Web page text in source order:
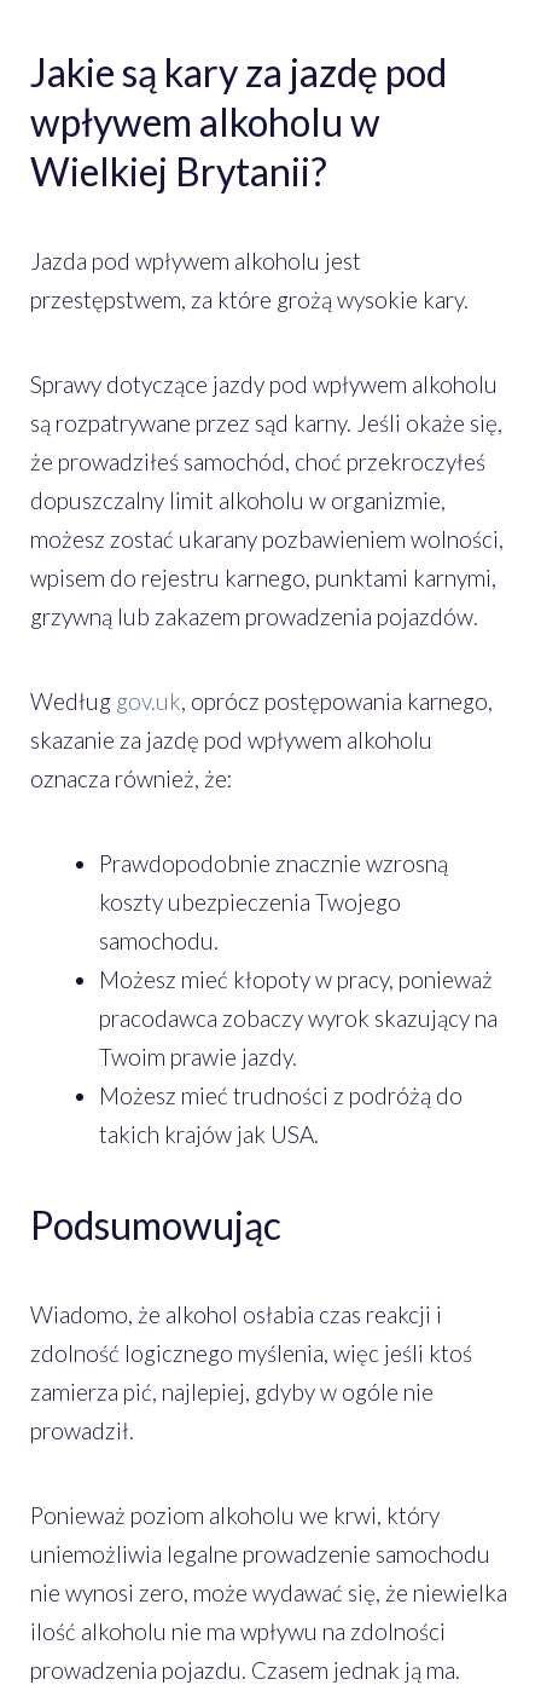
Jakie są kary za jazdę pod
wpływem alkoholu w
Wielkiej Brytanii?
Jazda pod wpływem alkoholu jest
przestępstwem, za które grożą wysokie kary.
Sprawy dotyczące jazdy pod wpływem alkoholu
są rozpatrywane przez sąd karny. Jeśli okaże się,
że prowadziłeś samochód, choć przekroczyłeś
dopuszczalny limit alkoholu w organizmie,
możesz zostać ukarany pozbawieniem wolności,
wpisem do rejestru karnego, punktami karnymi,
grzywną lub zakazem prowadzenia pojazdów.
Według gov.uk, oprócz postępowania karnego,
skazanie za jazdę pod wpływem alkoholu
oznacza również, że:
Prawdopodobnie znacznie wzrosną
koszty ubezpieczenia Twojego
samochodu.
Możesz mieć kłopoty w pracy, ponieważ
pracodawca zobaczy wyrok skazujący na
Twoim prawie jazdy.
Możesz mieć trudności z podróżą do
takich krajów jak USA.
Podsumowując
Wiadomo, że alkohol osłabia czas reakcji i
zdolność logicznego myślenia, więc jeśli ktoś
zamierza pić, najlepiej, gdyby w ogóle nie
prowadził.
Ponieważ poziom alkoholu we krwi, który
uniemożliwia legalne prowadzenie samochodu
nie wynosi zero, może wydawać się, że niewielka
ilość alkoholu nie ma wpływu na zdolności
prowadzenia pojazdu. Czasem jednak ją ma.